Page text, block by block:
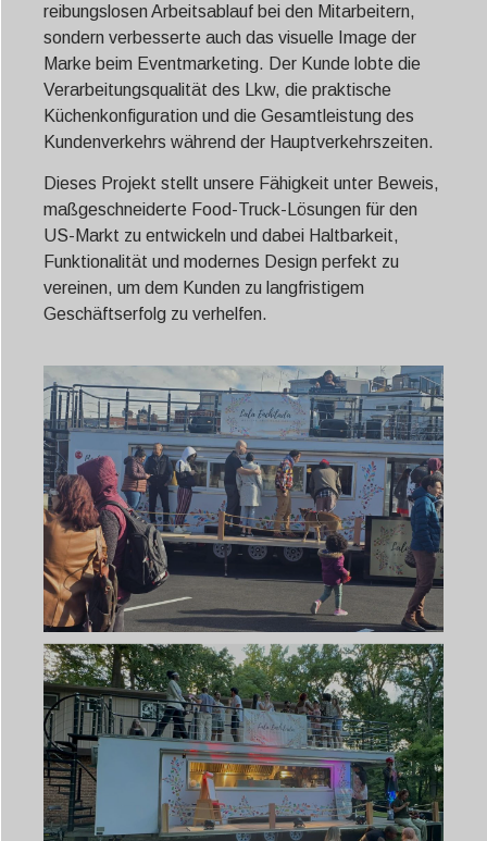
reibungslosen Arbeitsablauf bei den Mitarbeitern,
sondern verbesserte auch das visuelle Image der
Marke beim Eventmarketing. Der Kunde lobte die
Verarbeitungsqualität des Lkw, die praktische
Küchenkonfiguration und die Gesamtleistung des
Kundenverkehrs während der Hauptverkehrszeiten.
Dieses Projekt stellt unsere Fähigkeit unter Beweis,
maßgeschneiderte Food-Truck-Lösungen für den
US-Markt zu entwickeln und dabei Haltbarkeit,
Funktionalität und modernes Design perfekt zu
vereinen, um dem Kunden zu langfristigem
Geschäftserfolg zu verhelfen.
Slovenščina
Latviešu valoda
Dansk
Hrvatski
Српски језик
Norsk nynorsk
Maori
Eesti
Български
Nederlands (België)
हिन्दी
Norsk bokmål
Slovenčina
Svenska